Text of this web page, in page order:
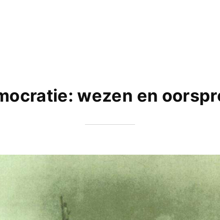
wezen en